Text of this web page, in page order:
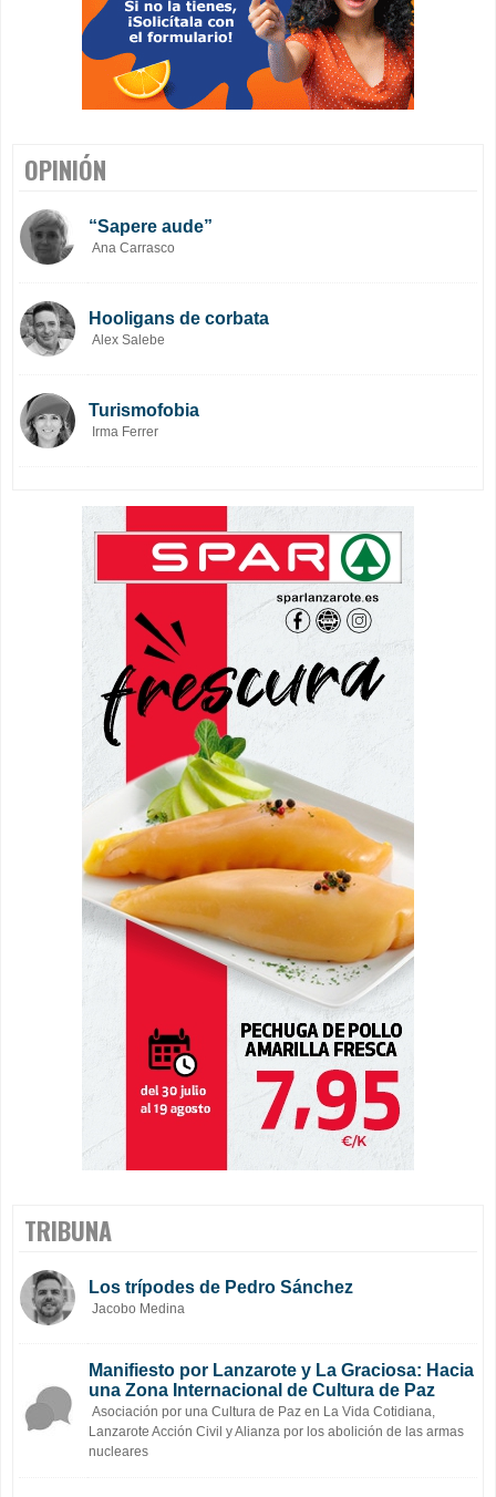
OPINIÓN
“Sapere aude”
Ana Carrasco
Hooligans de corbata
Alex Salebe
Turismofobia
Irma Ferrer
TRIBUNA
Los trípodes de Pedro Sánchez
Jacobo Medina
Manifiesto por Lanzarote y La Graciosa: Hacia
una Zona Internacional de Cultura de Paz
Asociación por una Cultura de Paz en La Vida Cotidiana,
Lanzarote Acción Civil y Alianza por los abolición de las armas
nucleares